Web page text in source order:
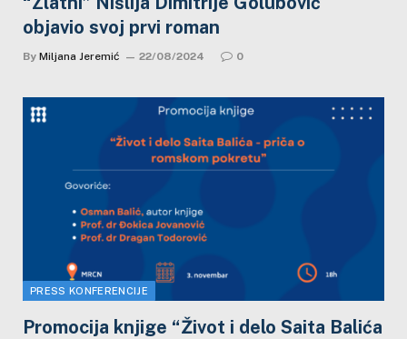
objavio svoj prvi roman
By Miljana Jeremić 22/08/2024 0
PRESS KONFERENCIJE
Promocija knjige “Život i delo Saita Balića